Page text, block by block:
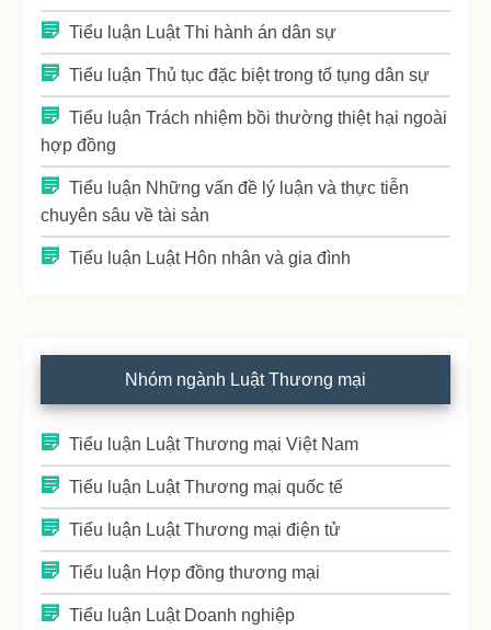
Tiểu luận Luật Thi hành án dân sự
Tiểu luận Thủ tục đặc biệt trong tố tụng dân sự
Tiểu luận Trách nhiệm bồi thường thiệt hại ngoài
hợp đồng
Tiểu luận Những vấn đề lý luận và thực tiễn
chuyên sâu về tài sản
Tiểu luận Luật Hôn nhân và gia đình
Nhóm ngành Luật Thương mại
Tiểu luận Luật Thương mại Việt Nam
Tiểu luận Luật Thương mại quốc tế
Tiểu luận Luật Thương mại điện tử
Tiểu luận Hợp đồng thương mại
Tiểu luận Luật Doanh nghiệp